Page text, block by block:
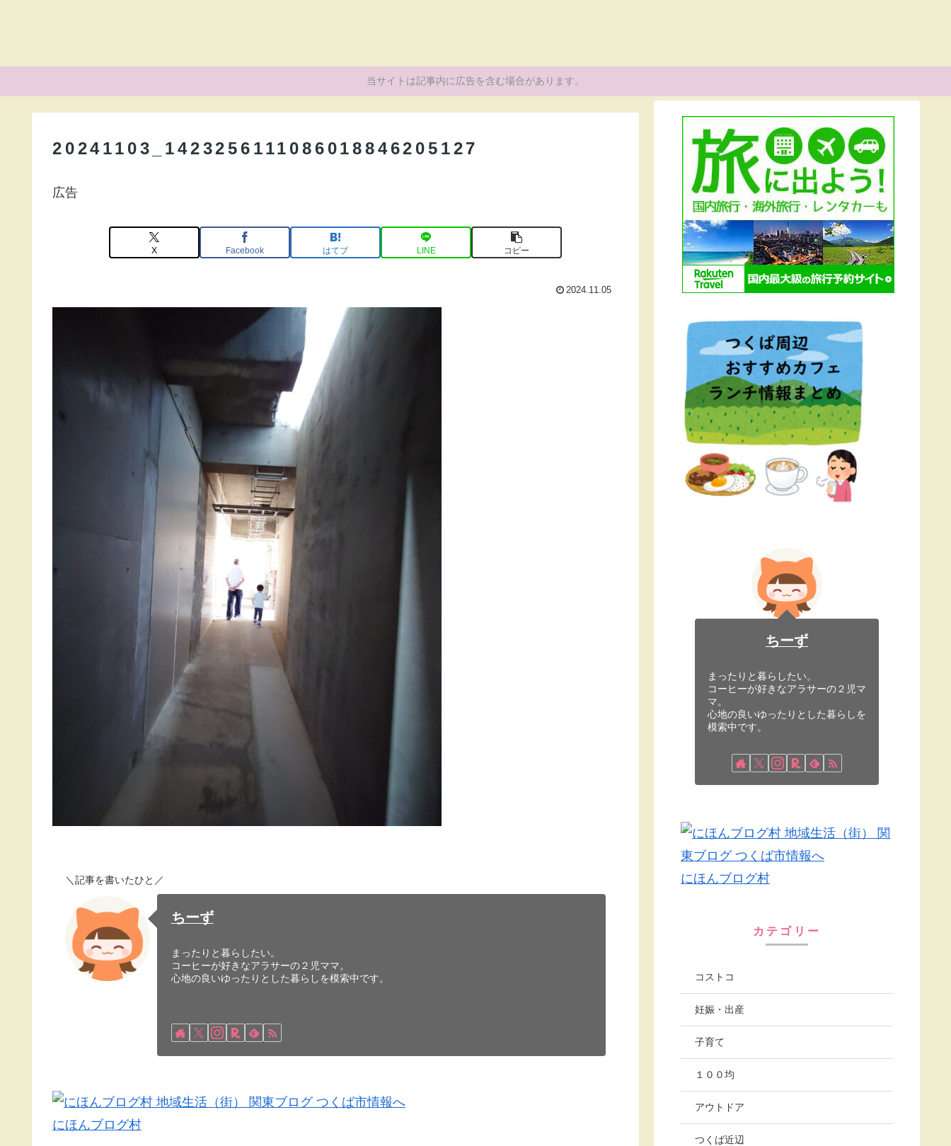
当サイトは記事内に広告を含む場合があります。
20241103_1423256111086018846205127
広告
X Facebook はてブ LINE コピー
2024.11.05
＼記事を書いたひと／
ちーず
まったりと暮らしたい。
コーヒーが好きなアラサーの２児ママ。
心地の良いゆったりとした暮らしを模索中です。
にほんブログ村
ちーず
まったりと暮らしたい。
コーヒーが好きなアラサーの２児マ
マ。
心地の良いゆったりとした暮らしを
模索中です。
にほんブログ村
カテゴリー
コストコ
妊娠・出産
子育て
１００均
アウトドア
つくば近辺